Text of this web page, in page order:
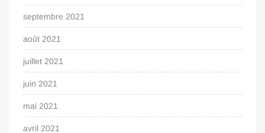
septembre 2021
août 2021
juillet 2021
juin 2021
mai 2021
avril 2021